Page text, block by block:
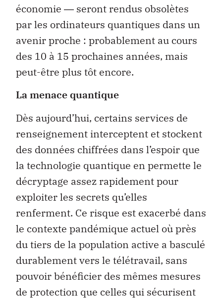
économie ― seront rendus obsolètes
par les ordinateurs quantiques dans un
avenir proche : probablement au cours
des 10 à 15 prochaines années, mais
peut-être plus tôt encore.
La menace quantique
Dès aujourd’hui, certains services de
renseignement interceptent et stockent
des données chiffrées dans l’espoir que
la technologie quantique en permette le
décryptage assez rapidement pour
exploiter les secrets qu’elles
renferment. Ce risque est exacerbé dans
le contexte pandémique actuel où près
du tiers de la population active a basculé
durablement vers le télétravail, sans
pouvoir bénéficier des mêmes mesures
de protection que celles qui sécurisent